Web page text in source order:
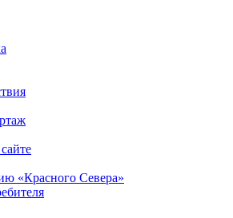
«Красного Севера»